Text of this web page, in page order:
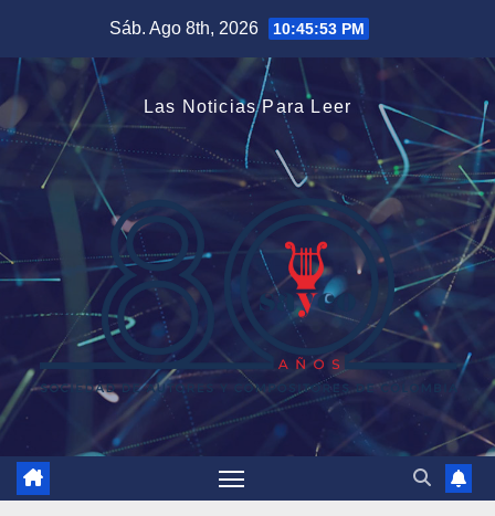
contenido
Sáb. Ago 8th, 2026 10:45:54 PM
Las Noticias Para Leer